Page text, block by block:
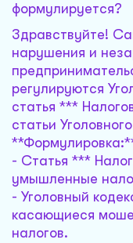
формулируется?
Здравствуйте!
нарушения и
регулируются
статья ***
статьи
- Статья ***
умышленные
- Уголовный
касающиеся
налогов.